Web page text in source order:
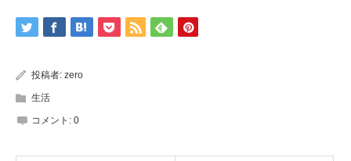
投稿者: zero
生活
コメント: 0